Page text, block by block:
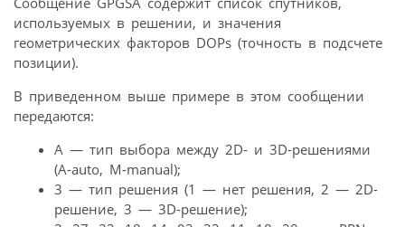
используемых в решении, и значения
геометрических факторов DOPs (точность в подсчете
позиции).
В приведенном выше примере в этом сообщении
передаются:
А — тип выбора между 2D- и 3D-решениями
(A-auto, M-manual);
3 — тип решения (1 — нет решения, 2 — 2D-
решение, 3 — 3D-решение);